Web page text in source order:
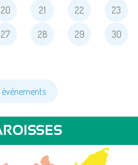
20 21 22 23
27 28 29 30
événements